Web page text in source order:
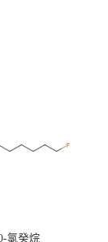
氯癸烷